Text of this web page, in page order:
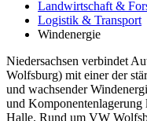
Landwirtschaft &
Logistik & Transport
Windenergie
Niedersachsen verbindet
Wolfsburg) mit einer der
und wachsender
und
Halle. Rund um VW